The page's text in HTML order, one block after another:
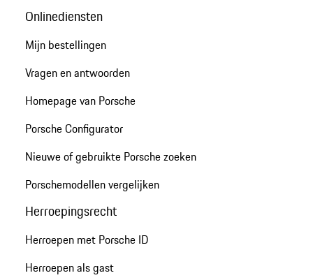
Onlinediensten
Mijn bestellingen
Vragen en antwoorden
Homepage van Porsche
Porsche Configurator
Nieuwe of gebruikte Porsche zoeken
Porschemodellen vergelijken
Herroepingsrecht
Herroepen met Porsche ID
Herroepen als gast